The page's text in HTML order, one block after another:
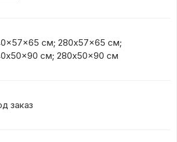
см; 280x57x65 см;
см; 280x50x90 см
заказ